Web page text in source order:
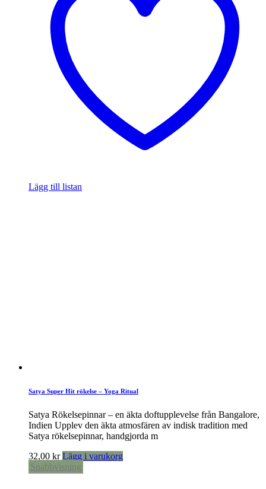
Lägg till listan
Satya Super Hit rökelse – Yoga Ritual
Satya Rökelsepinnar – en äkta doftupplevelse från Bangalore,
Indien Upplev den äkta atmosfären av indisk tradition med
Satya rökelsepinnar, handgjorda m
32,00 kr Lägg i varukorg
Snabbvisning